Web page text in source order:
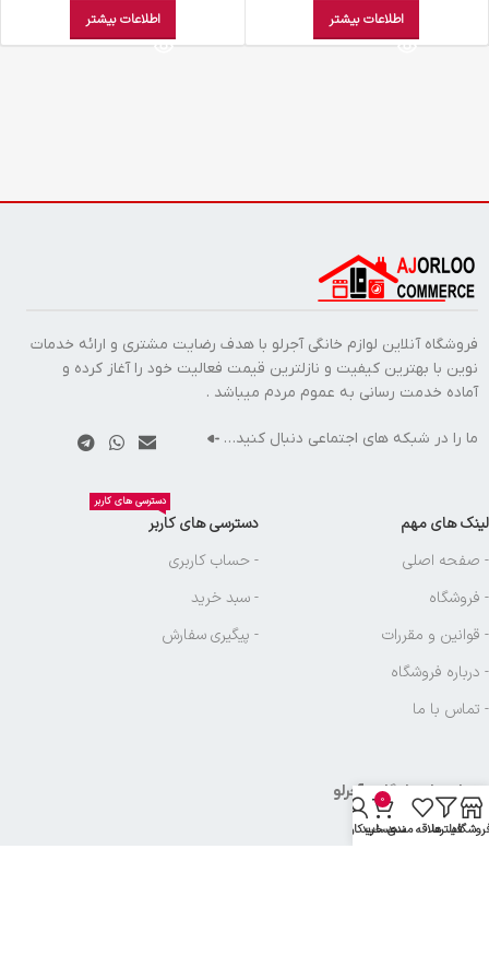
اطلاعات بیشتر اطلاعات بیشتر
فروشگاه آنلاین لوازم خانگی آجرلو با هدف رضایت مشتری و ارائه خدمات
نوین با بهترین کیفیت و نازلترین قیمت فعالیت خود را آغاز کرده و
آماده خدمت رسانی به عموم مردم میباشد .
ما را در شبکه های اجتماعی دنبال کنید…
لینک های مهم
- صفحه اصلی
- فروشگاه
- قوانین و مقررات
- درباره فروشگاه
- تماس با ما
دسترسی های کاربر
دسترسی های کاربر
- حساب کاربری
- سبد خرید
- پیگیری سفارش
نماد های بازرگانی آجرلو
فیلترهاعلاقه مندی
0
سبد خرید
حساب کاربری من